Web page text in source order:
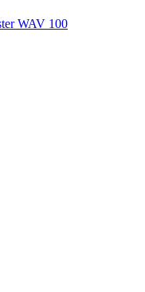
WAV 100